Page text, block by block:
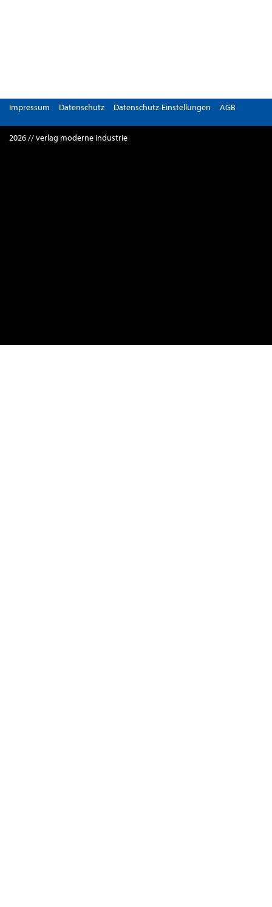
Impressum Datenschutz Datenschutz-Einstellungen AGB
2026 // verlag moderne industrie